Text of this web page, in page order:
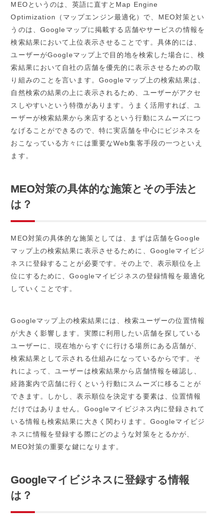
MEOというのは、英語に直すと Map Engine
Optimization
（マップエンジン最適化）で、 MEO対策とい
うのは、 Google マップに掲載する店舗やサービスの情報を
検索結果において上位表示させることです。具体的には、
ユーザーがGoogleマップ上で目的地を検索した場合に、検
索結果において自社の店舗を優先的に表示させるための取
り組みのことを言います。 Google マップ上の検索結果は、
自然検索の結果の上に表示されるため、ユーザーがアクセ
スしやすいという特徴があります。うまく活用すれば、ユ
ーザーが検索結果から来店するという行動にスムーズにつ
なげることができるので、特に実店舗を中心にビジネスを
おこなっている方々には重要なWeb集客手段の一つといえ
ます。
MEO対策の具体的な施策とその手法と
は？
MEO対策の具体的な施策としては、まずは店舗をGoogle
マップ上の検索結果に表示させるために、 Googleマイビジ
ネスに登録することが必要です。その上で、表示順位を上
位にするために、Googleマイビジネスの登録情報を最適化
していくことです。
Googleマップ上の検索結果には、検索ユーザーの位置情報
が大きく影響します。実際に利用したい店舗を探している
ユーザーに、現在地からすぐに行ける場所にある店舗が、
検索結果として示される仕組みになっているからです。そ
れによって、ユーザーは検索結果から店舗情報を確認し、
経路案内で店舗に行くという行動にスムーズに移ることが
できます。しかし、表示順位を決定する要素は、位置情報
だけではありません。 Googleマイビジネス内に登録されて
いる情報も検索結果に大きく関わります。 Googleマイビジ
ネスに情報を登録する際にどのような対策をとるかが、
MEO対策の重要な鍵になります。
Googleマイビジネスに登録する情報
は？